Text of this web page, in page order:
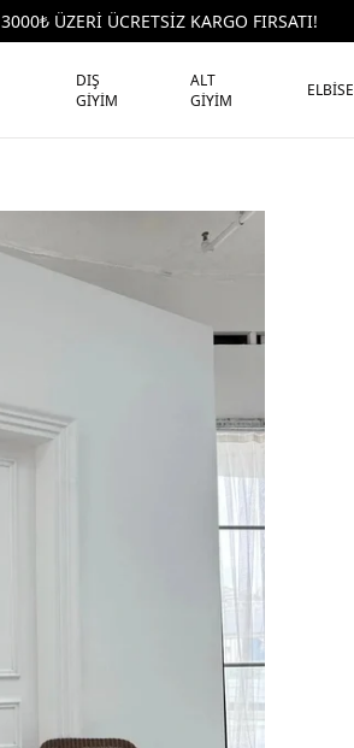
3000₺ ÜZERİ ÜCRETSİZ KARGO FIRSATI!
DIŞ
GİYİM
ALT
GİYİM
ELBİSE